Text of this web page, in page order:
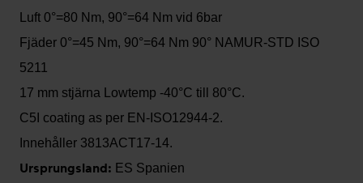
Luft 0°=80 Nm, 90°=64 Nm vid 6bar
Fjäder 0°=45 Nm, 90°=64 Nm 90° NAMUR-STD ISO
5211
17 mm stjärna Lowtemp -40°C till 80°C.
C5I coating as per EN-ISO12944-2.
Innehåller 3813ACT17-14.
Ursprungsland: ES Spanien